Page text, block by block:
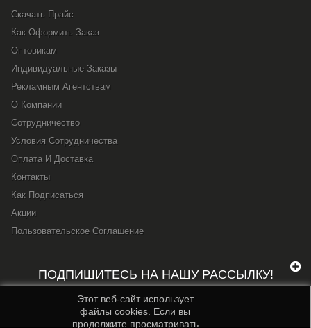
Скачать Прайс
Как Оформить Заказ
Оптовикам
Индивидуальные Заказы
Рекламным Агентствам
О Компании
Сотрудничество
Условия Сотрудничества
Оплата И Доставка
Контакты
Как Подписаться
Акции
Пользовательское Соглашение
ПОДПИШИТЕСЬ НА НАШУ РАССЫЛКУ!
Этот веб-сайт использует
файлы cookies. Если вы
продолжите просматривать